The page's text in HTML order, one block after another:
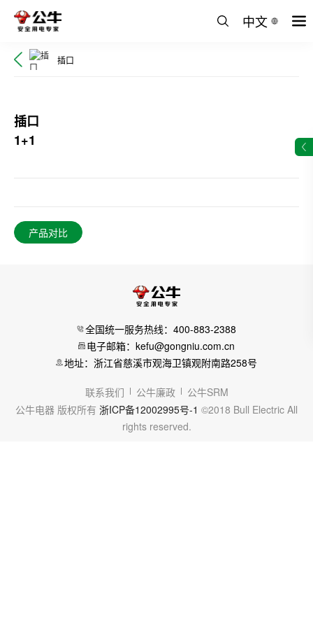
中文
插口
插口
1+1
产品对比
全国统一服务热线：400-883-2388
电子邮箱：kefu@gongniu.com.cn
地址：浙江省慈溪市观海卫镇观附南路258号
联系我们 公牛廉政
公牛SRM
公牛电器 版权所有 浙ICP备12002995号-1 ©2018 Bull Electric All
rights reserved.